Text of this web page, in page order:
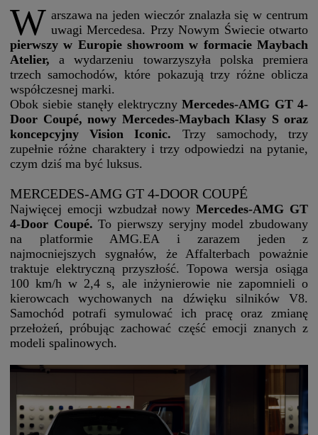
W arszawa na jeden wieczór znalazła się w centrum
uwagi Mercedesa. Przy Nowym Świecie otwarto
pierwszy w Europie showroom w formacie Maybach
Atelier,a wydarzeniu towarzyszyła polska premiera
trzech samochodów, które pokazują trzy różne oblicza
współczesnej marki.
Obok siebie stanęły elektrycznyMercedes-AMG GT 4-
Door Coupé, nowy Mercedes-Maybach Klasy S oraz
koncepcyjny Vision Iconic. Trzy samochody, trzy
zupełnie różne charaktery i trzy odpowiedzi na pytanie,
czym dziś ma być luksus.
MERCEDES-AMG GT 4-DOOR COUPÉ
Najwięcej emocji wzbudzał nowyMercedes-AMG GT
4-Door Coupé. To pierwszy seryjny model zbudowany
na platformie AMG.EA i zarazem jeden z
najmocniejszych sygnałów, że Affalterbach poważnie
traktuje elektryczną przyszłość. Topowa wersja osiąga
100 km/h w 2,4 s, ale inżynierowie nie zapomnieli o
kierowcach wychowanych na dźwięku silników V8.
Samochód potrafi symulować ich pracę oraz zmianę
przełożeń, próbując zachować część emocji znanych z
modeli spalinowych.